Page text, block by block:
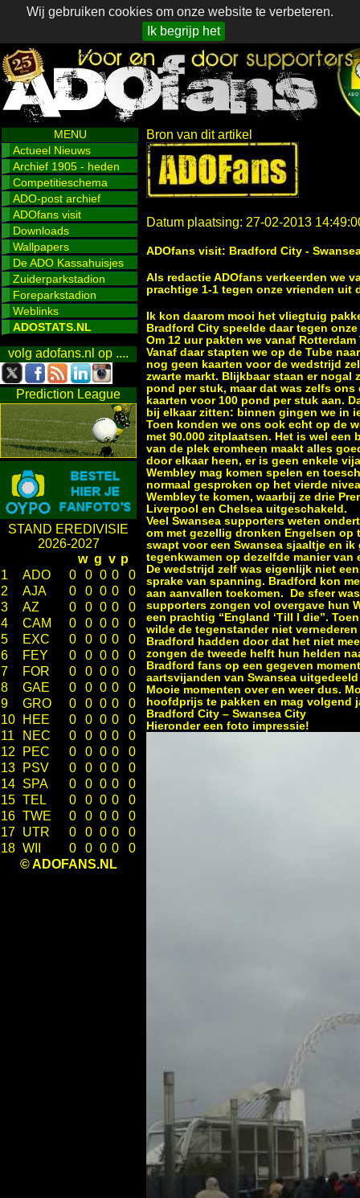
Wij gebruiken cookies om onze website te verbeteren.
Ik begrijp het
MENU
Actueel Nieuws
Archief 1905 - heden
Competitieschema
ADO-post archief
ADOfans visit
Downloads
Wallpapers
De ADO Kassahuisjes
Zuiderparkstadion
Foreparkstadion
Weblinks
ADOSTATS.NL
volg adofans.nl op ....
Prediction League
STAND EREDIVISIE
2026-2027
w g v p
1
ADO 0 0 0 0
0
2
AJA 0 0 0 0
0
3
AZ 0 0 0 0
0
4
CAM 0 0 0 0
0
5
EXC 0 0 0 0
0
6
FEY 0 0 0 0
0
7
FOR 0 0 0 0
0
8
GAE 0 0 0 0
0
9
GRO 0 0 0 0
0
10
HEE 0 0 0 0
0
11
NEC 0 0 0 0
0
12
PEC 0 0 0 0
0
13
PSV 0 0 0 0
0
14 SPA 0 0 0 0
0
15 TEL 0 0 0 0
0
16 TWE 0 0 0 0
0
17 UTR 0 0 0 0
0
18 WII 0 0 0 0
0
© ADOFANS.NL
Bron van dit artikel
Datum plaatsing: 27-02-2013
ADOfans visit: Bradford City -
Als redactie ADOfans verkeerden we
prachtige 1-1 tegen onze vrienden uit
Ik kon daarom mooi het vliegtuig
Bradford City speelde daar tegen
Om 12 uur pakten we vanaf
Vanaf daar stapten we op de Tube
nog geen kaarten voor de wedstrijd
zwarte markt. Blijkbaar staan er nogal
pond per stuk, maar dat was zelfs
kaarten voor 100 pond per stuk aan.
bij elkaar zitten: binnen gingen we in
Toen konden we ons ook echt op de
met 90.000 zitplaatsen. Het is wel
van de plek eromheen maakt alles
door elkaar heen, er is geen enkele
Wembley mag komen spelen en
normaal gesproken op het vierde
Wembley te komen, waarbij ze drie
Liverpool en Chelsea uitgeschakeld.
Veel Swansea supporters weten
om met gezellig dronken Engelsen
swapt voor een Swansea sjaaltje en
tegenkwamen op dezelfde manier van
De wedstrijd zelf was eigenlijk niet
sprake van spanning. Bradford kon
aan aanvallen toekomen. De sfeer
supporters zongen vol overgave hun
een prachtig “England ‘Till I die”.
wilde de tegenstander niet
Bradford hadden door dat het niet
zongen de tweede helft hun helden
Bradford fans op een gegeven
aartsvijanden van Swansea
Mooie momenten over en weer dus.
hoofdprijs te pakken en mag volgend
Bradford City – Swansea City
Hieronder een foto impressie!